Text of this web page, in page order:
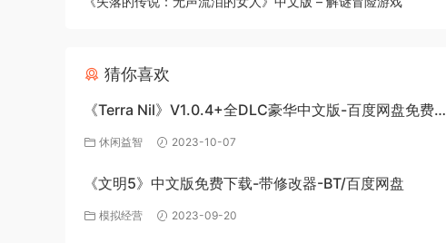
猜你喜欢
《Terra Nil》V1.0.4+全DLC豪华中文版-百度网盘免费下
载 休闲益智 2023-10-07
《文明5》中文版免费下载-带修改器-BT/百度网盘
模拟经营 2023-09-20